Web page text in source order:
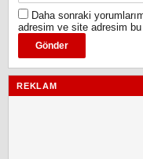
Daha sonraki
adresim ve site adresim
REKLAM